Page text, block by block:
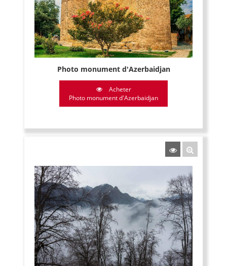
Photo monument d'Azerbaidjan
Acheter
Photo monument d'Azerbaidjan